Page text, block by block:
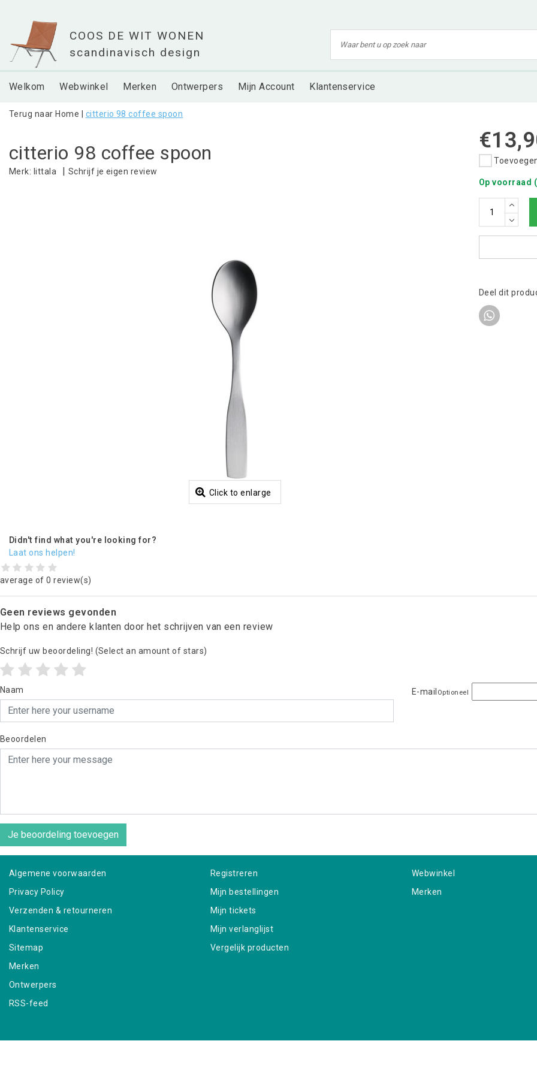
Welkom Webwinkel Merken Ontwerpers Mijn Account Klantenservice
Terug naar Home citterio 98 coffee spoon
citterio 98 coffee spoon
Merk: Iittala | Schrijf je eigen review
Click to enlarge
Op voorraad
Deel dit
Didn't find what you're looking for?
Laat ons helpen!
average of 0 review(s)
Geen reviews gevonden
Help ons en andere klanten door het schrijven van een review
Schrijf uw beoordeling! (Select an amount of stars)
Naam E-mail Optioneel
Beoordelen
Je beoordeling toevoegen
Algemene voorwaarden
Privacy Policy
Verzenden & retourneren
Klantenservice
Sitemap
Merken
Ontwerpers
RSS-feed
Registreren
Mijn bestellingen
Mijn tickets
Mijn verlanglijst
Vergelijk producten
Webwinkel
Merken